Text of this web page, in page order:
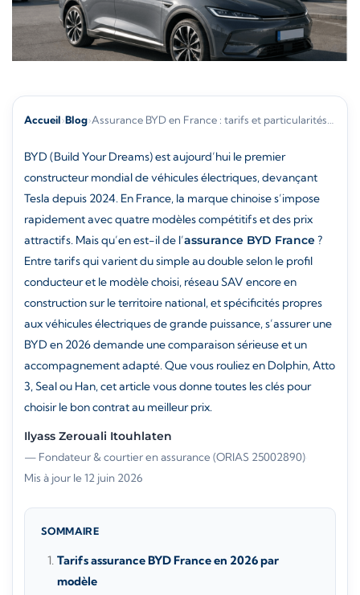
Accueil›Blog›Assurance BYD en France : tarifs et particularités…
BYD (Build Your Dreams) est aujourd’hui le premier
constructeur mondial de véhicules électriques, devançant
Tesla depuis 2024. En France, la marque chinoise s’impose
rapidement avec quatre modèles compétitifs et des prix
attractifs. Mais qu’en est-il de l’assurance BYD France ?
Entre tarifs qui varient du simple au double selon le profil
conducteur et le modèle choisi, réseau SAV encore en
construction sur le territoire national, et spécificités propres
aux véhicules électriques de grande puissance, s’assurer une
BYD en 2026 demande une comparaison sérieuse et un
accompagnement adapté. Que vous rouliez en Dolphin, Atto
3, Seal ou Han, cet article vous donne toutes les clés pour
choisir le bon contrat au meilleur prix.
Ilyass Zerouali Itouhlaten
— Fondateur & courtier en assurance (ORIAS 25002890)·
Mis à jour le 12 juin 2026
SOMMAIRE
Tarifs assurance BYD France en 2026 par
modèle